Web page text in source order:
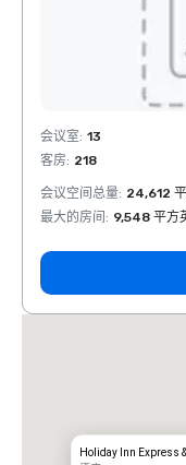
Removed from
会议室: 13
客房: 218
会议空间总量: 24,612
最大的房间 : 9,548 平方
Holiday Inn Express